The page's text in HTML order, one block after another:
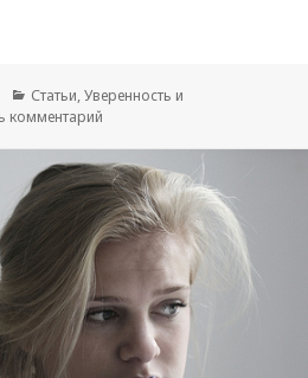
увереннее в себе в бизнесе
Рубрики
Статьи,Уверенность и
комментарий